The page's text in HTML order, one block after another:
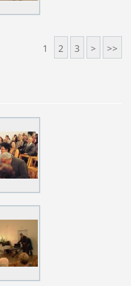
1 2 3 > >>